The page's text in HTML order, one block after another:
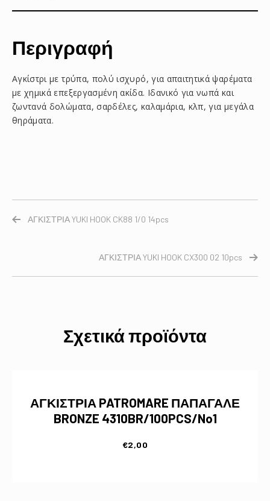
Περιγραφή
Αγκίστρι με τρύπα, πολύ ισχυρό, για απαιτητικά ψαρέματα
με χημικά επεξεργασμένη ακίδα. Ιδανικό για νωπά και
ζωντανά δολώματα, σαρδέλες, καλαμάρια, κλπ, για μεγάλα
θηράματα.
ΑΓΚΙΣΤΡΙΑ YUKI HOOK CK88 1/0 14pcs
ΑΓΚΙΣΤΡΙΑ YUKI HOOK CX300 02 10pcs
Σχετικά προϊόντα
ΑΓΚΙΣΤΡΙΑ PATROMARE ΠΑΠΑΓΑΛΕ
BRONZE 4310BR/100PCS/No1
€2,00